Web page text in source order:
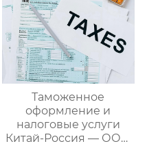
Таможенное
оформление и
налоговые услуги
Китай-Россия — ООО